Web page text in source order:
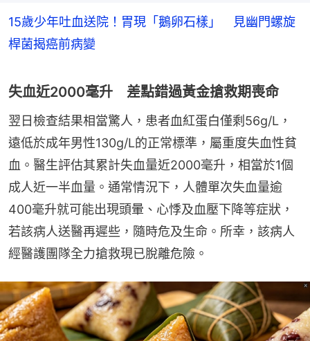
15歲少年吐血送院！胃現「鵝卵石樣」 見幽門螺旋
桿菌揭癌前病變
失血近2000毫升 差點錯過黃金搶救期喪命
翌日檢查結果相當驚人，患者血紅蛋白僅剩56g/L，
遠低於成年男性130g/L的正常標準，屬重度失血性貧
血。醫生評估其累計失血量近2000毫升，相當於1個
成人近一半血量。通常情況下，人體單次失血量逾
400毫升就可能出現頭暈、心悸及血壓下降等症狀，
若該病人送醫再遲些，隨時危及生命。所幸，該病人
經醫護團隊全力搶救現已脫離危險。